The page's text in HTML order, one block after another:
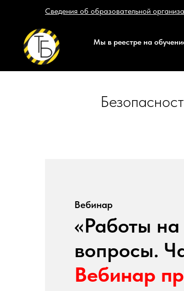
Сведения об образовательной
Мы в реестре на
Вебинар
«Работы
вопросы.
Вебинар